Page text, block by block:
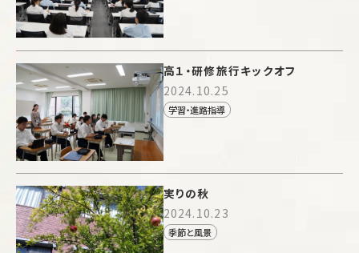
高１・研修旅行キックオフ
2024.10.25
学習・進路指導
実りの秋
2024.10.23
季節と風景